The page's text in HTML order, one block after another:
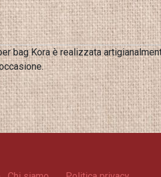
bag Kora è realizzata